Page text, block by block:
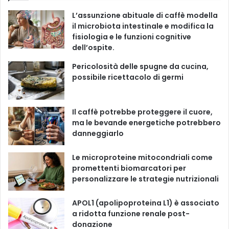
i
e
b
o
o
k
u
b
e
a
g
r
a
o
k
L’assunzione abituale di caffè modella
il microbiota intestinale e modifica la
fisiologia e le funzioni cognitive
dell’ospite.
Pericolosità delle spugne da cucina,
possibile ricettacolo di germi
Il caffè potrebbe proteggere il cuore,
ma le bevande energetiche potrebbero
danneggiarlo
Le microproteine ​​mitocondriali come
promettenti biomarcatori per
personalizzare le strategie nutrizionali
APOL1 (apolipoproteina L1) è associato
a ridotta funzione renale post-
donazione